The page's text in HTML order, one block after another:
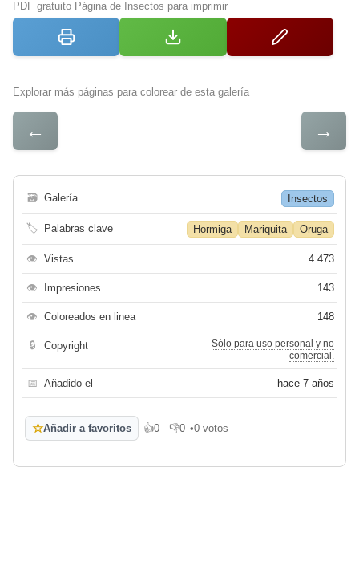
PDF gratuito Página de Insectos para imprimir
Explorar más páginas para colorear de esta galería
← →
🗃 Galería Insectos
🏷 Palabras clave Hormiga Mariquita Oruga
👁 Vistas 4 473
👁 Impresiones 143
👁 Coloreados en linea 148
🔒 Copyright
Sólo para uso personal y no
comercial.
📅 Añadido el hace 7 años
☆Añadir a favoritos 👍0
Me gusta
👎0
No me gusta
•0 votos